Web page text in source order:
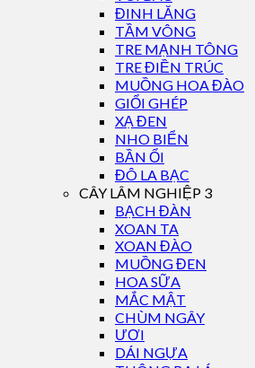
ĐINH LĂNG
TẦM VÔNG
TRE MẠNH TÔNG
TRE ĐIỀN TRÚC
MUỒNG HOA ĐÀO
GIỔI GHÉP
XẠ ĐEN
NHO BIỂN
BẦN ỔI
ĐÔ LA BẠC
CÂY LÂM NGHIỆP 3
BẠCH ĐÀN
XOAN TA
XOAN ĐÀO
MUỒNG ĐEN
HOA SỮA
MẮC MẬT
CHÙM NGÂY
ƯƠI
DÁI NGỰA